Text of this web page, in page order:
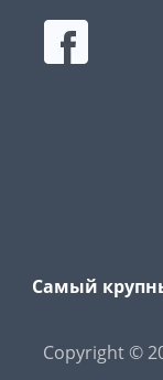
Самый
Copyright ©